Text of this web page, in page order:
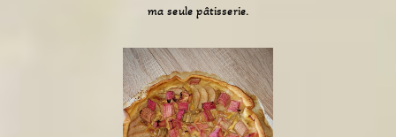
ma seule pâtisserie.